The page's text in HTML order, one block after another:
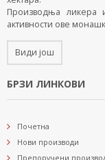
Производња ликера
активности ове
Види још
БРЗИ ЛИНКОВИ
Почетна
Нови производи
Препоручени